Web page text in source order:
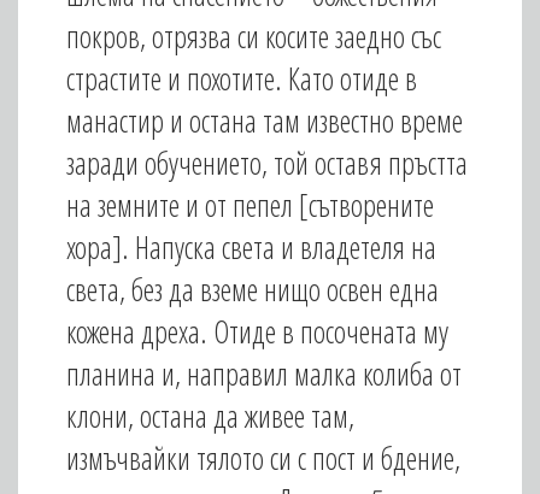
покров, отрязва си косите заедно със
страстите и похотите. Като отиде в
манастир и остана там известно време
заради обучението, той оставя пръстта
на земните и от пепел [сътворените
хора]. Напуска света и владетеля на
света, без да вземе нищо освен една
кожена дреха. Отиде в посочената му
планина и, направил малка колиба от
клони, остана да живее там,
измъчвайки тялото си с пост и бдение,